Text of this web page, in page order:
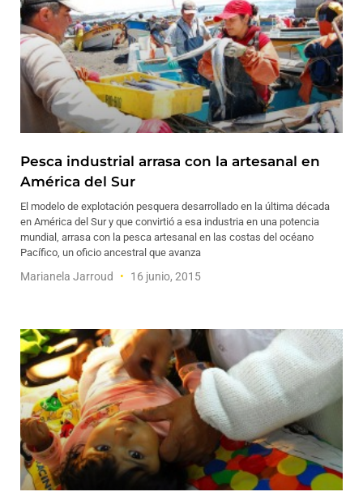
Pesca industrial arrasa con la artesanal en
América del Sur
El modelo de explotación pesquera desarrollado en la última década
en América del Sur y que convirtió a esa industria en una potencia
mundial, arrasa con la pesca artesanal en las costas del océano
Pacífico, un oficio ancestral que avanza
Marianela Jarroud 16 junio, 2015